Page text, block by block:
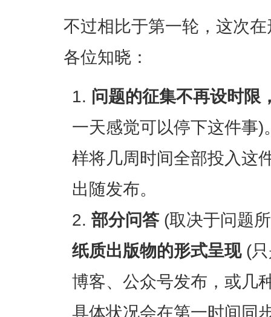
不过相比于第一轮，这次
各位知晓：
问题的征集不再设时限
一天感觉可以停下这件事
样将几周时间全部投入这
出随发布。
部分问答(取决于问题
纸质出版物的形式呈现(只
博客、公众号发布，或几
具体状况会在第一时间同